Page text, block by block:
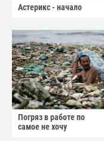
Астерикс - начало
Погряз в работе по
самое не хочу